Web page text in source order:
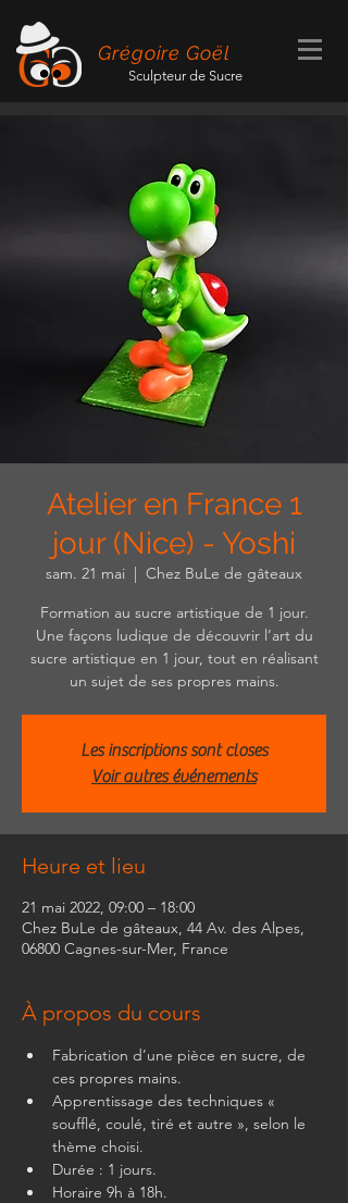
Grégoire Goël
Sculpteur de Sucre
Atelier en France 1
jour (Nice) - Yoshi
sam. 21 mai
  |
Chez BuLe de gâteaux
Formation au sucre artistique de 1 jour.
Une façons ludique de découvrir l’art du
sucre artistique en 1 jour, tout en réalisant
un sujet de ses propres mains.
Les inscriptions sont closes
Voir autres événements
Heure et lieu
21 mai 2022, 09:00 – 18:00
Chez BuLe de gâteaux, 44 Av. des Alpes,
06800 Cagnes-sur-Mer, France
À propos du cours
Fabrication d’une pièce en sucre, de
ces propres mains.
Apprentissage des techniques «
soufflé, coulé, tiré et autre », selon le
thème choisi.
Durée : 1 jours.
Horaire 9h à 18h.